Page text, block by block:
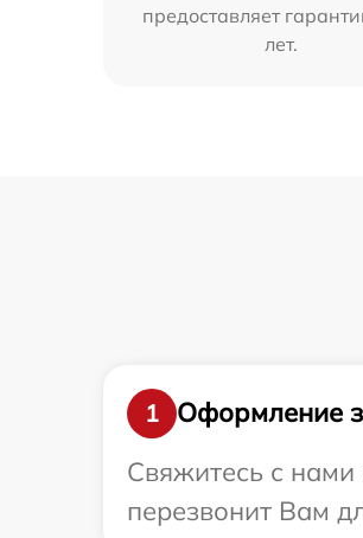
предоставляет
лет.
1
Оформление
Свяжитесь с нами
перезвонит Вам